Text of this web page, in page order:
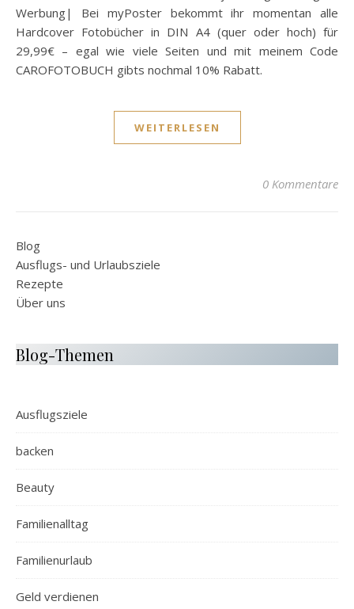
Werbung| Bei myPoster bekommt ihr momentan alle
Hardcover Fotobücher in DIN A4 (quer oder hoch) für
29,99€ – egal wie viele Seiten und mit meinem Code
CAROFOTOBUCH gibts nochmal 10% Rabatt.
WEITERLESEN
0 Kommentare
Blog
Ausflugs- und Urlaubsziele
Rezepte
Über uns
Blog-Themen
Ausflugsziele
backen
Beauty
Familienalltag
Familienurlaub
Geld verdienen